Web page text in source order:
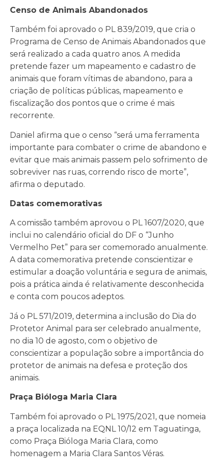
Censo de Animais Abandonados
Também foi aprovado o PL 839/2019, que cria o
Programa de Censo de Animais Abandonados que
será realizado a cada quatro anos. A medida
pretende fazer um mapeamento e cadastro de
animais que foram vítimas de abandono, para a
criação de políticas públicas, mapeamento e
fiscalização dos pontos que o crime é mais
recorrente.
Daniel afirma que o censo “será uma ferramenta
importante para combater o crime de abandono e
evitar que mais animais passem pelo sofrimento de
sobreviver nas ruas, correndo risco de morte”,
afirma o deputado.
Datas comemorativas
A comissão também aprovou o PL 1607/2020, que
inclui no calendário oficial do DF o “Junho
Vermelho Pet” para ser comemorado anualmente.
A data comemorativa pretende conscientizar e
estimular a doação voluntária e segura de animais,
pois a prática ainda é relativamente desconhecida
e conta com poucos adeptos.
Já o PL 571/2019, determina a inclusão do Dia do
Protetor Animal para ser celebrado anualmente,
no dia 10 de agosto, com o objetivo de
conscientizar a população sobre a importância do
protetor de animais na defesa e proteção dos
animais.
Praça Bióloga Maria Clara
Também foi aprovado o PL 1975/2021, que nomeia
a praça localizada na EQNL 10/12 em Taguatinga,
como Praça Bióloga Maria Clara, como
homenagem a Maria Clara Santos Véras.